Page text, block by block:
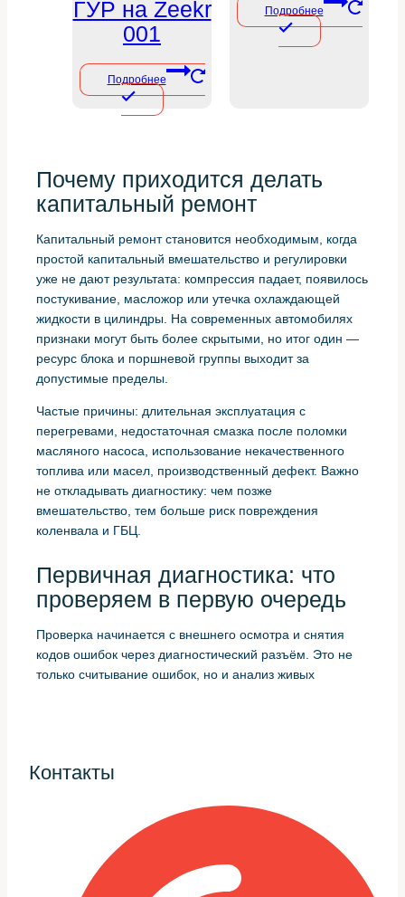
ГУР на Zeekr
001
Подробнее
Подробнее
Почему приходится делать
капитальный ремонт
Капитальный ремонт становится необходимым, когда
простой капитальный вмешательство и регулировки
уже не дают результата: компрессия падает, появилось
постукивание, масложор или утечка охлаждающей
жидкости в цилиндры. На современных автомобилях
признаки могут быть более скрытыми, но итог один —
ресурс блока и поршневой группы выходит за
допустимые пределы.
Частые причины: длительная эксплуатация с
перегревами, недостаточная смазка после поломки
масляного насоса, использование некачественного
топлива или масел, производственный дефект. Важно
не откладывать диагностику: чем позже
вмешательство, тем больше риск повреждения
коленвала и ГБЦ.
Первичная диагностика: что
проверяем в первую очередь
Проверка начинается с внешнего осмотра и снятия
кодов ошибок через диагностический разъём. Это не
только считывание ошибок, но и анализ живых
Далее измеряем компрессию и делаем тест на
хорошем пуске и отсутствии пропусков в зажигании
часто указывает на изношенные кольца или стенки
цилиндров. Тест герметичности помогает отличить
прокладку ГБЦ от сколов в поршне или трещин блока.
Контакты